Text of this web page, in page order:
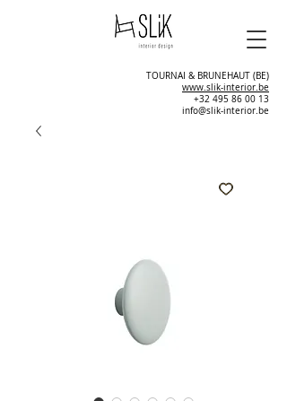
TOURNAI & BRUNEHAUT (BE)
www.slik-interior.be
+32 495 86 00 13
info@slik-interior.be